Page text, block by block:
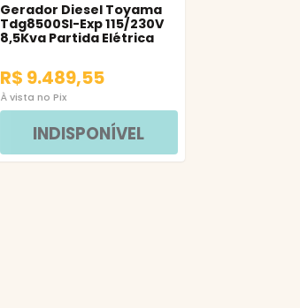
Gerador Diesel Toyama
Tdg8500Sl-Exp 115/230V
8,5Kva Partida Elétrica
R$ 9.489,55
À vista no Pix
INDISPONÍVEL